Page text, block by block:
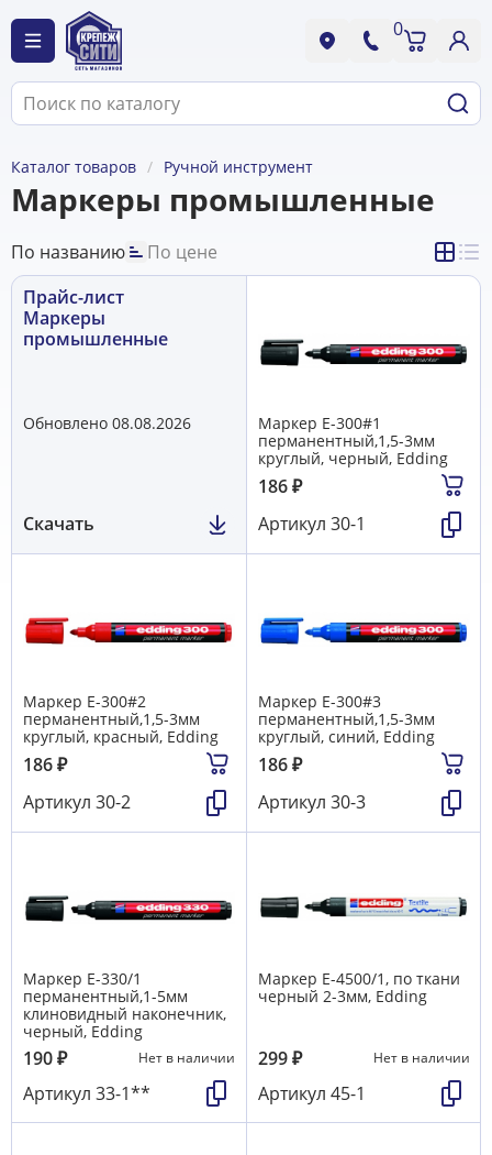
0
Каталог товаров Ручной инструмент
Маркеры промышленные
По названию
По цене
Прайс-лист
Маркеры
промышленные
Обновлено 08.08.2026
Скачать
Маркер E-300#1
перманентный,1,5-3мм
круглый, черный, Edding
186₽
Артикул 30-1
Маркер E-300#2
перманентный,1,5-3мм
круглый, красный, Edding
186₽
Артикул 30-2
Маркер E-300#3
перманентный,1,5-3мм
круглый, синий, Edding
186₽
Артикул 30-3
Маркер E-330/1
перманентный,1-5мм
клиновидный наконечник,
черный, Edding
190₽ Нет в наличии
Артикул 33-1**
Маркер E-4500/1, по ткани
черный 2-3мм, Edding
299₽ Нет в наличии
Артикул 45-1